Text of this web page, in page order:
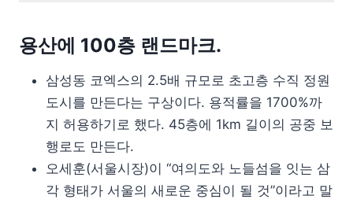
용산에 100층 랜드마크.
삼성동 코엑스의 2.5배 규모로 초고층 수직 정원
도시를 만든다는 구상이다. 용적률을 1700%까
지 허용하기로 했다. 45층에 1km 길이의 공중 보
행로도 만든다.
오세훈(서울시장)이 “여의도와 노들섬을 잇는 삼
각 형태가 서울의 새로운 중심이 될 것”이라고 말